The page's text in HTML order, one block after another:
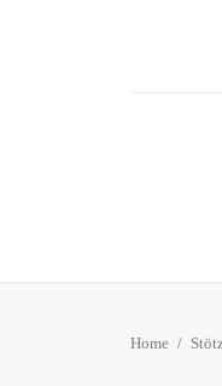
Home